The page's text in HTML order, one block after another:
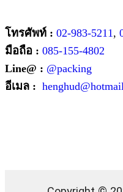
โทรศัพท์ : 02-983-5211 ,
มือถือ : 085-155-4802
Line@ : @packing
อีเมล :